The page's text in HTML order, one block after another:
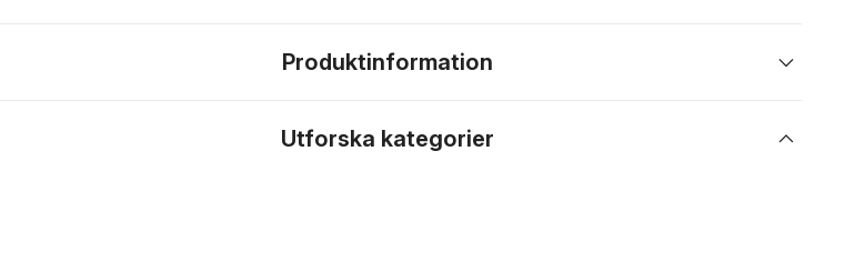
Produktinformation
Utforska kategorier